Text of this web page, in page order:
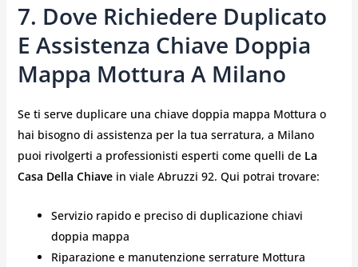
7. Dove Richiedere Duplicato
E Assistenza Chiave Doppia
Mappa Mottura A Milano
Se ti serve duplicare una chiave doppia mappa Mottura o
hai bisogno di assistenza per la tua serratura, a Milano
puoi rivolgerti a professionisti esperti come quelli de La
Casa Della Chiavein viale Abruzzi 92. Qui potrai trovare:
Servizio rapido e preciso di duplicazione chiavi
doppia mappa
Riparazione e manutenzione serrature Mottura